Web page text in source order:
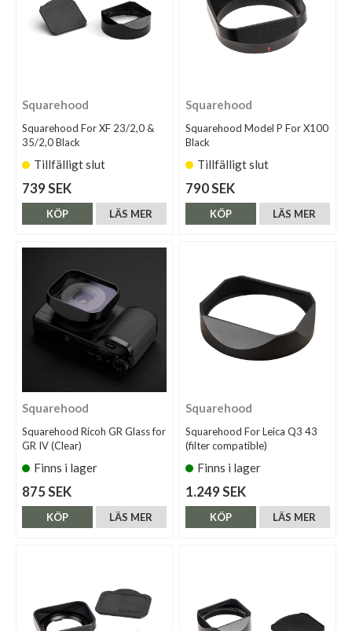
Squarehood
Squarehood For XF 23/2,0 &
35/2,0 Black
Tillfälligt slut
739 SEK
LÄS MER
KÖP
Squarehood
Squarehood Model P For X100
Black
Tillfälligt slut
790 SEK
LÄS MER
KÖP
Squarehood
Squarehood Ricoh GR Glass for
GR IV (Clear)
Finns i lager
875 SEK
LÄS MER
KÖP
Squarehood
Squarehood For Leica Q3 43
(filter compatible)
Finns i lager
1.249 SEK
LÄS MER
KÖP